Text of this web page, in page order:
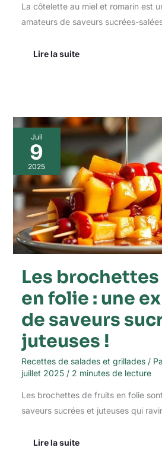
La côtelette au miel et romarin est
amateurs de saveurs sucrées-
Lire la suite
Juil
9
2025
Les
en folie : une
de saveurs
juteuses !
Recettes de salades et grillades/
juillet 2025 / 2 minutes de lecture
Les brochettes de fruits en folie
saveurs sucrées et juteuses qui
Les
brochettes
de
fruits
en
folie
une
explosion
de
saveurs
sucrées
juteuses
Lire la suite